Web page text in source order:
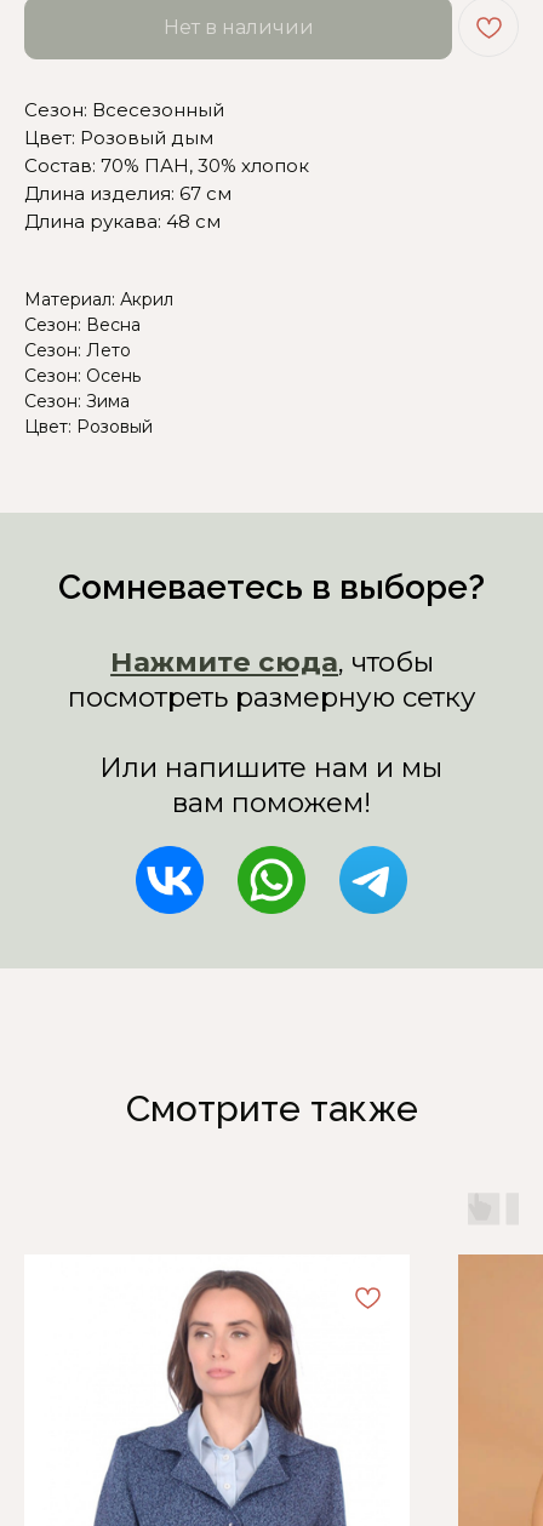
Нет в наличии
Сезон: Всесезонный
Цвет: Розовый дым
Состав: 70% ПАН, 30% хлопок
Длина изделия: 67 см
Длина рукава: 48 см
Материал: Акрил
Сезон: Весна
Сезон: Лето
Сезон: Осень
Сезон: Зима
Цвет: Розовый
Нажмите сюда
посмотреть размерную сетку
Или напишите нам и мы
вам поможем!
Смотрите также
Информация
Отзывы
Блог
О компании
Обмен и возврат
Оплата и доставка
Распродажа
Подарочные карты